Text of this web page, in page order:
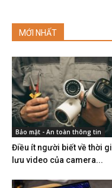
MỚI NHẤT
Bảo mật - An toàn thông tin
Điều ít người biết về thời
lưu video của camera...